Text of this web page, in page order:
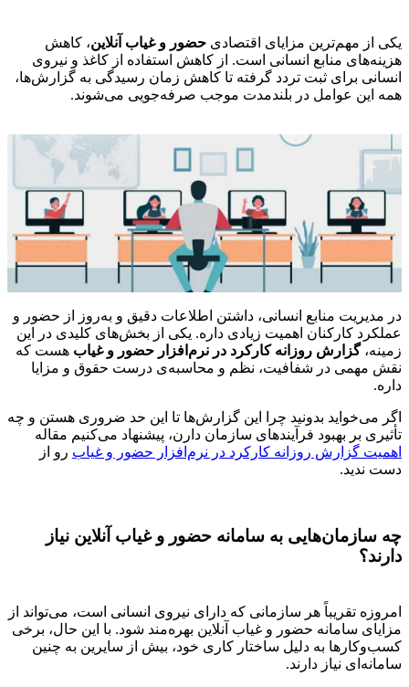
یکی از مهم‌ترین مزایای اقتصادی حضور و غیاب آنلاین، کاهش
هزینه‌های منابع انسانی است. از کاهش استفاده از کاغذ و نیروی
انسانی برای ثبت تردد گرفته تا کاهش زمان رسیدگی به گزارش‌ها،
همه این عوامل در بلندمدت موجب صرفه‌جویی می‌شوند.
در مدیریت منابع انسانی، داشتن اطلاعات دقیق و به‌روز از حضور و
عملکرد کارکنان اهمیت زیادی داره. یکی از بخش‌های کلیدی در این
زمینه،گزارش روزانه کارکرد در نرم‌افزار حضور و غیاب هست که
نقش مهمی در شفافیت، نظم و محاسبه‌ی درست حقوق و مزایا
داره.
اگر می‌خواید بدونید چرا این گزارش‌ها تا این حد ضروری هستن و چه
تأثیری بر بهبود فرآیندهای سازمان دارن، پیشنهاد می‌کنیم مقاله
اهمیت گزارش روزانه کارکرد در نرم‌افزار حضور و غیاب رو از
دست ندید.
چه سازمان‌هایی به سامانه حضور و غیاب آنلاین نیاز
دارند؟
امروزه تقریباً هر سازمانی که دارای نیروی انسانی است، می‌تواند از
مزایای سامانه حضور و غیاب آنلاین بهره‌مند شود. با این حال، برخی
کسب‌وکارها به دلیل ساختار کاری خود، بیش از سایرین به چنین
سامانه‌ای نیاز دارند.